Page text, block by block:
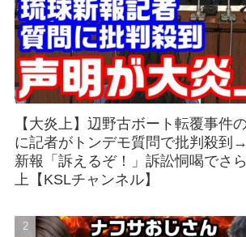
【大炎上】辺野古ボート転覆事件
に記者がトンデモ質問で批判殺到
新報「訴えるぞ！」訴訟恫喝でさ
上【KSLチャンネル】